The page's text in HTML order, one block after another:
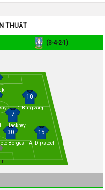
THUẬT
(3-4-2-1)
30
Borges
15
A. Dijksteel
7
H. Hackney
10
D. Burgzorg